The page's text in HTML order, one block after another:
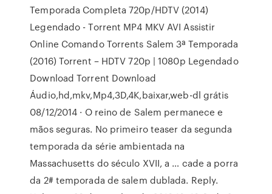
Temporada Completa 720p/HDTV (2014)
Legendado - Torrent MP4 MKV AVI Assistir
Online Comando Torrents Salem 3ª Temporada
(2016) Torrent – HDTV 720p | 1080p Legendado
Download Torrent Download
Áudio,hd,mkv,Mp4,3D,4K,baixar,web-dl grátis
08/12/2014 · O reino de Salem permanece e
mãos seguras. No primeiro teaser da segunda
temporada da série ambientada na
Massachusetts do século XVII, a … cade a porra
da 2# temporada de salem dublada. Reply.